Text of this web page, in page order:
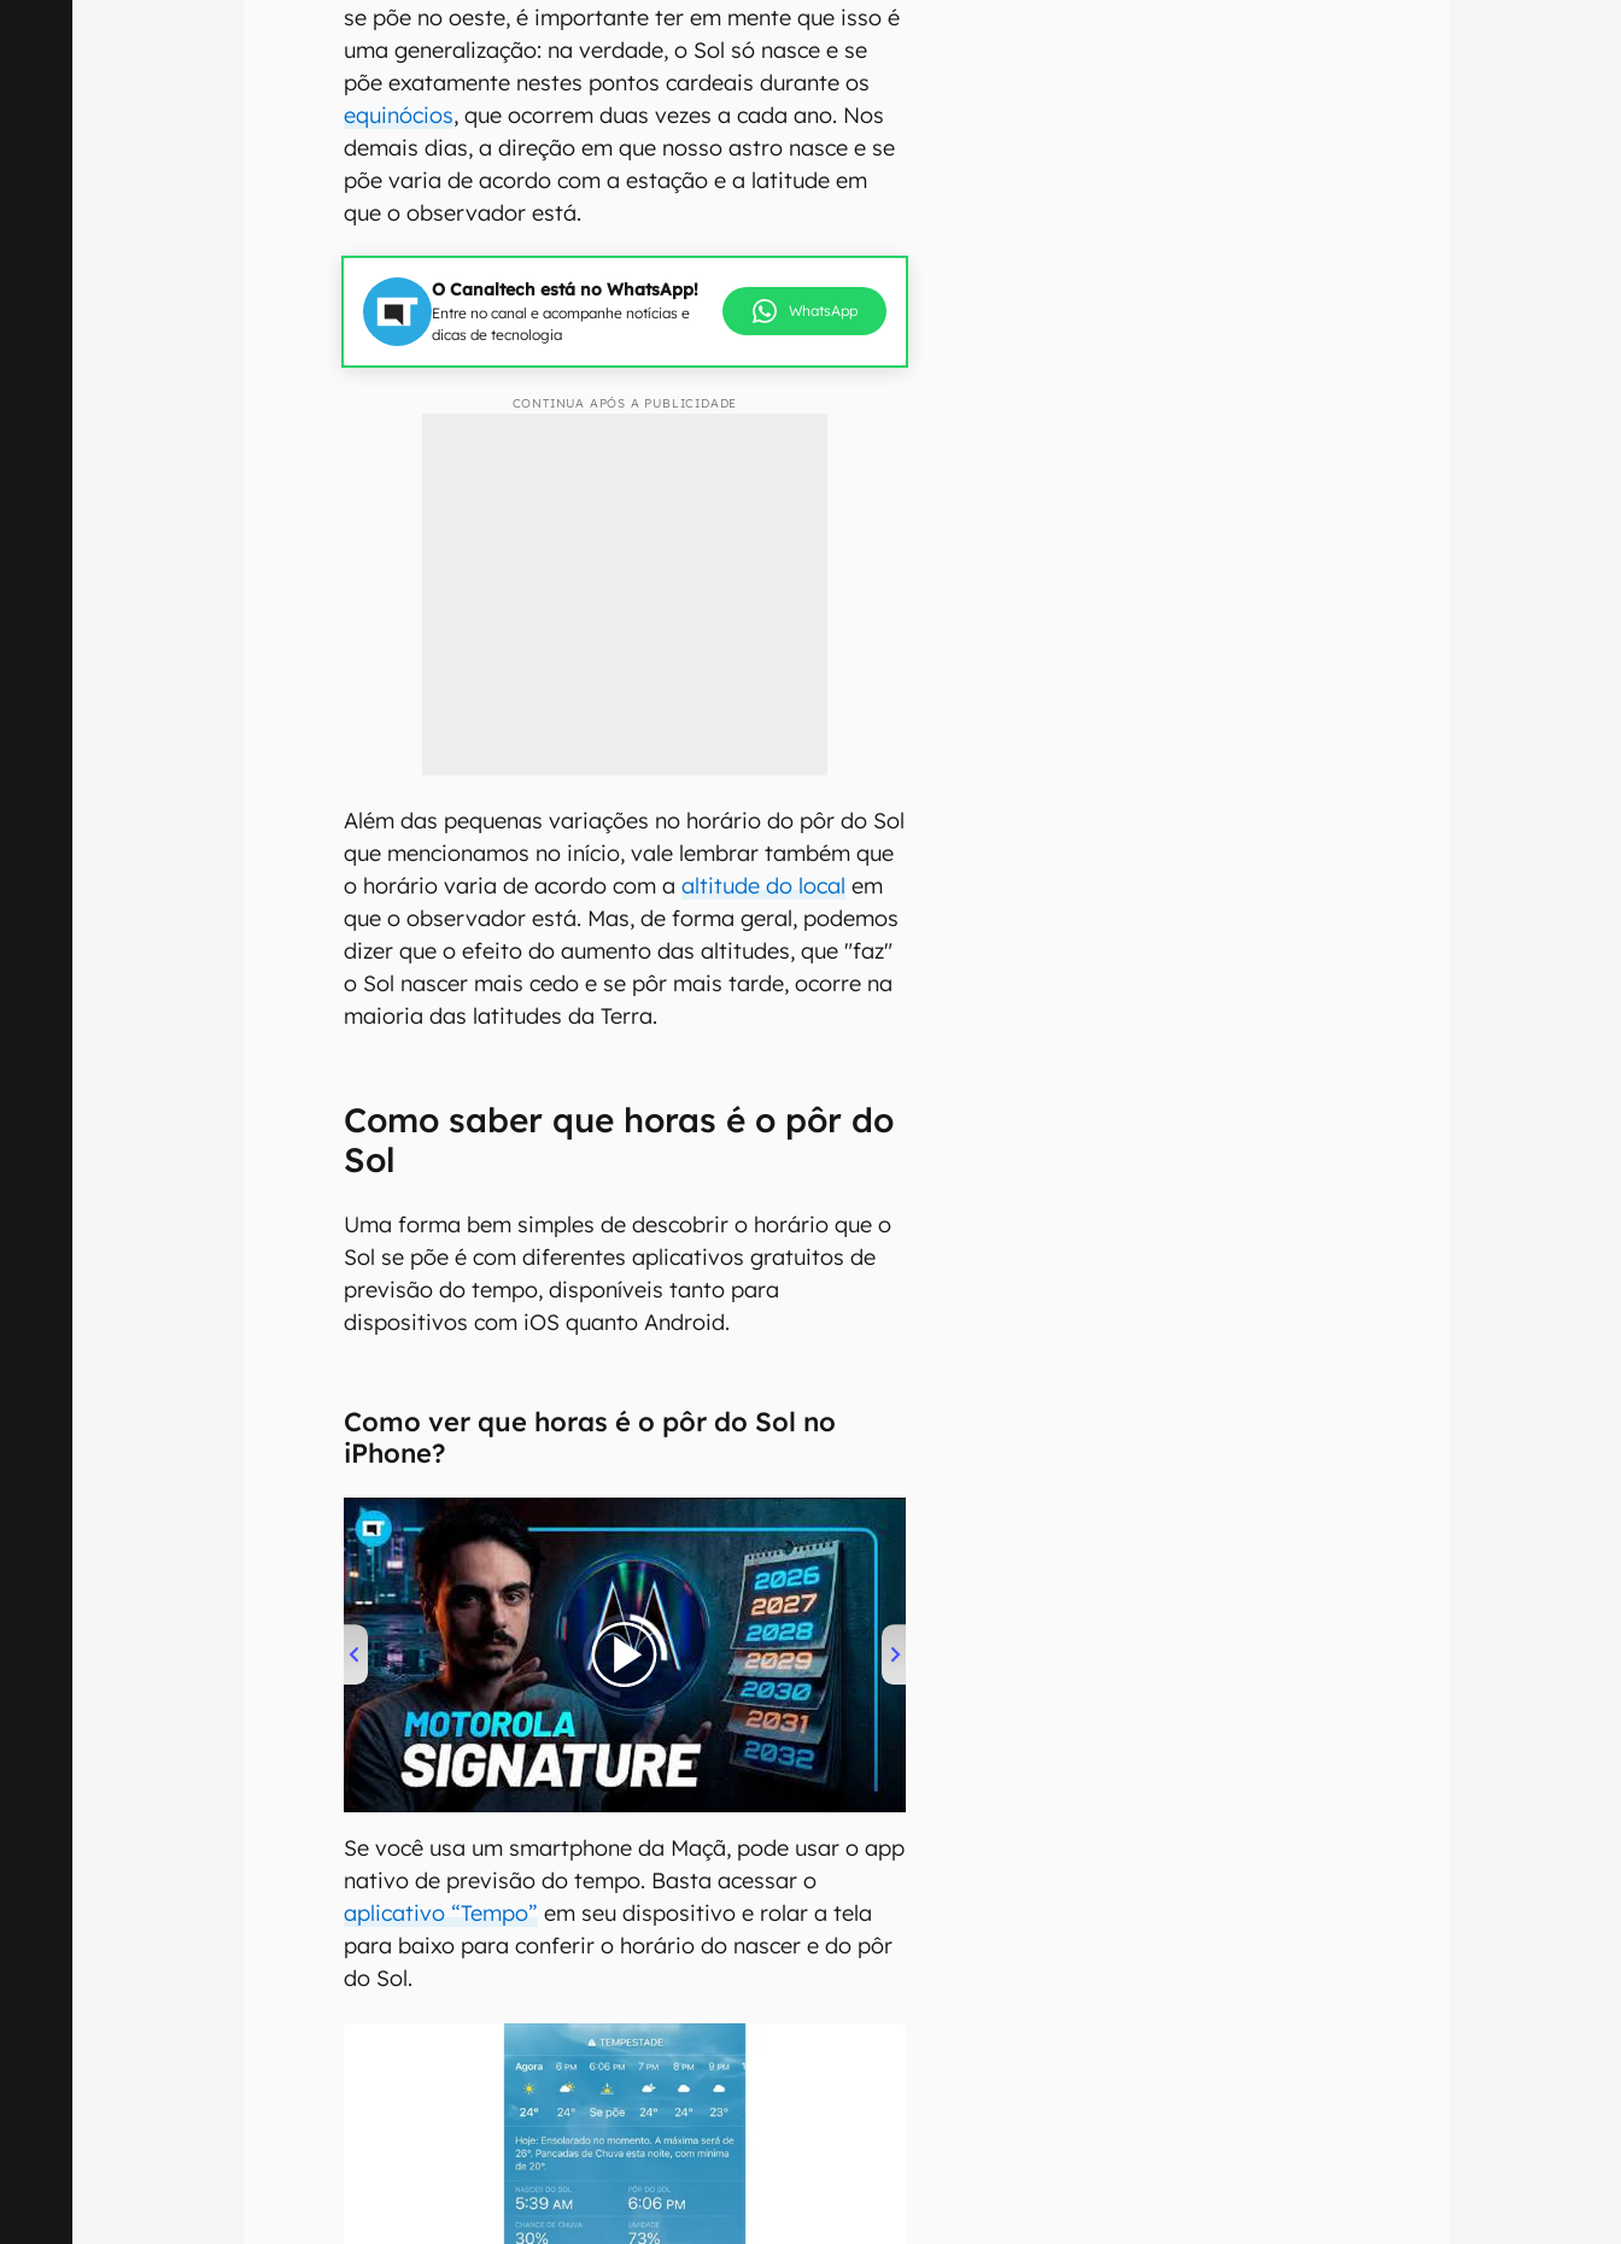
se põe no oeste, é importante ter em mente que isso é
uma generalização: na verdade, o Sol só nasce e se
põe exatamente nestes pontos cardeais durante os
equinócios, que ocorrem duas vezes a cada ano. Nos
demais dias, a direção em que nosso astro nasce e se
põe varia de acordo com a estação e a latitude em
que o observador está.
O Canaltech está no WhatsApp!
Entre no canal e acompanhe notícias e
dicas de tecnologia
WhatsApp
CONTINUA APÓS A PUBLICIDADE
Além das pequenas variações no horário do pôr do Sol
que mencionamos no início, vale lembrar também que
o horário varia de acordo com aaltitude do local em
que o observador está. Mas, de forma geral, podemos
dizer que o efeito do aumento das altitudes, que "faz"
o Sol nascer mais cedo e se pôr mais tarde, ocorre na
maioria das latitudes da Terra.
Como saber que horas é o pôr do
Sol
Uma forma bem simples de descobrir o horário que o
Sol se põe é com diferentes aplicativos gratuitos de
previsão do tempo, disponíveis tanto para
dispositivos com iOS quanto Android.
Como ver que horas é o pôr do Sol no
iPhone?
00:00 20:46
Se você usa um smartphone da Maçã, pode usar o app
nativo de previsão do tempo. Basta acessar o
aplicativo “Tempo” em seu dispositivo e rolar a tela
para baixo para conferir o horário do nascer e do pôr
do Sol.